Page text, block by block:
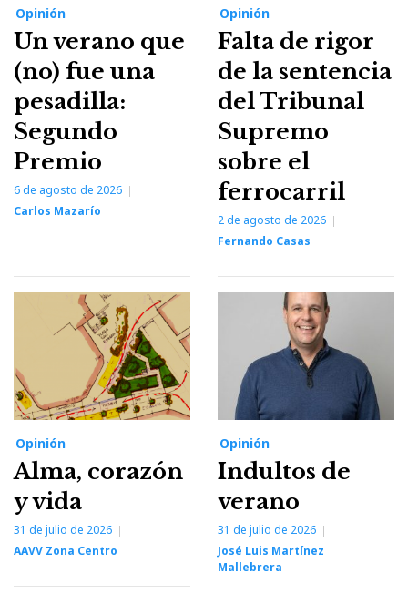
Opinión
Un verano que
(no) fue una
pesadilla:
Segundo
Premio
6 de agosto de 2026
Carlos Mazarío
Opinión
Falta de rigor
de la sentencia
del Tribunal
Supremo
sobre el
ferrocarril
2 de agosto de 2026
Fernando Casas
Opinión
Alma, corazón
y vida
31 de julio de 2026
AAVV Zona Centro
Opinión
Indultos de
verano
31 de julio de 2026
José Luis Martínez
Mallebrera